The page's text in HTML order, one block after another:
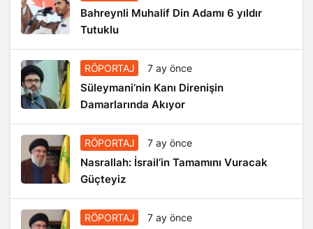
Bahreynli Muhalif Din Adamı 6 yıldır
Tutuklu
RÖPORTAJ 7 ay önce
Süleymani’nin Kanı Direnişin
Damarlarında Akıyor
RÖPORTAJ 7 ay önce
Nasrallah: İsrail’in Tamamını Vuracak
Güçteyiz
RÖPORTAJ 7 ay önce